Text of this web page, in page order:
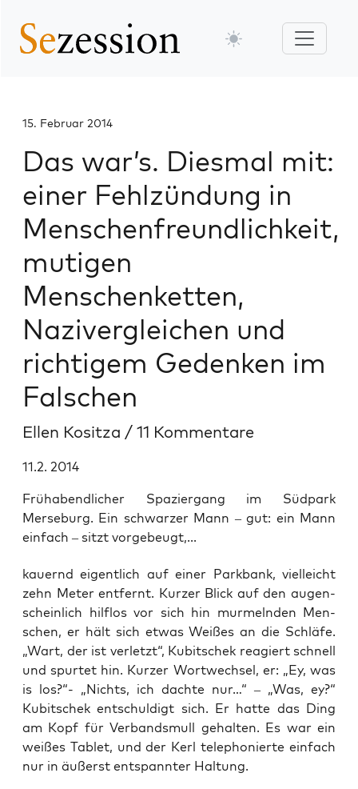
15. Februar 2014
Das war’s. Diesmal mit:
einer Fehlzündung in
Menschenfreundlichkeit,
mutigen
Menschenketten,
Nazivergleichen und
richtigem Gedenken im
Falschen
Ellen Kositza / 11 Kommentare
11.2. 2014
Frühabendlicher Spaziergang im Südpark
Merseburg. Ein schwarzer Mann – gut: ein Mann
einfach – sitzt vorgebeugt,...
kau­ernd eigent­lich auf einer Park­bank, viel­leicht
zehn Meter ent­fernt. Kur­zer Blick auf den augen­
schein­lich hilf­los vor sich hin mur­meln­den Men­
schen, er hält sich etwas Wei­ßes an die Schlä­fe.
„Wart, der ist ver­letzt“, Kubit­schek reagiert schnell
und spur­tet hin. Kur­zer Wort­wech­sel, er: „Ey, was
is los?“- „Nichts, ich dach­te nur…“ – „Was, ey?“
Kubit­schek ent­schul­digt sich. Er hat­te das Ding
am Kopf für Ver­bands­mull gehal­ten. Es war ein
wei­ßes Tablet, und der Kerl tele­pho­nier­te ein­fach
nur in äußerst ent­spann­ter Haltung.